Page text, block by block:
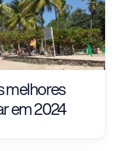
melhores
em 2024